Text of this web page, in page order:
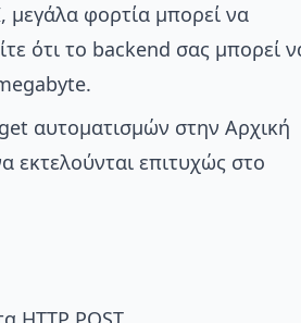
μεγάλα φορτία μπορεί να
ότι το backend σας μπορεί
αυτοματισμών στην Αρχική
εκτελούνται επιτυχώς στο